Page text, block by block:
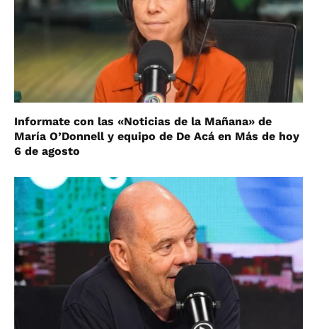
Informate con las «Noticias de la Mañana» de
María O’Donnell y equipo de De Acá en Más de hoy
6 de agosto